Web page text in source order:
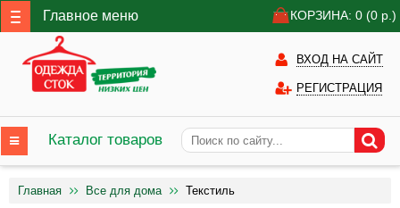
Главное меню КОРЗИНА: 0 (0 р.)
ВХОД НА САЙТ
РЕГИСТРАЦИЯ
Каталог товаров
Главная Все для дома Текстиль